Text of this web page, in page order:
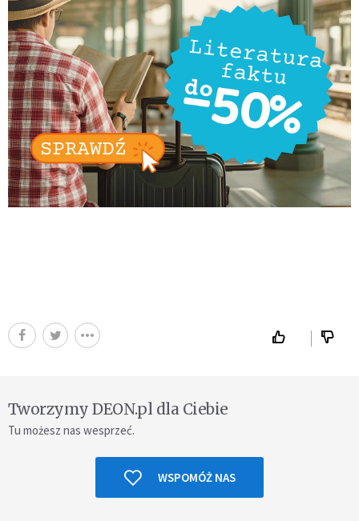
Tworzymy DEON.pl dla Ciebie
Tu możesz nas wesprzeć.
WSPOMÓŻ NAS